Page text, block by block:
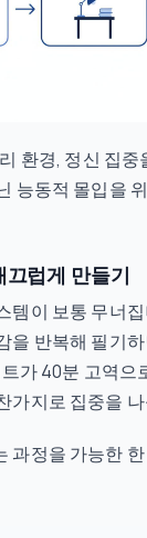
환경, 정신 집
능동적 몰입을
끄럽게 만들기
템이 보통 무너
을 반복해 필기
가 40분 고역으
가지로 집중을
과정을 가능한